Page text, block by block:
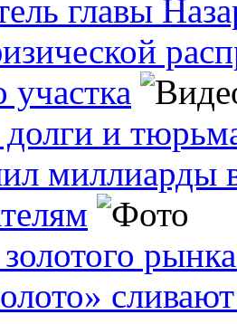
главы
участка
и
миллиарды